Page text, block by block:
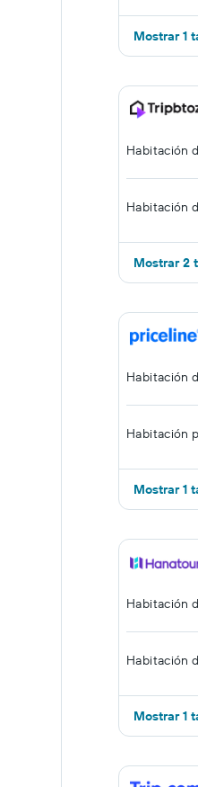
Mostrar 1
Habitación
Habitación
Mostrar 2
Habitación
Habitación
Mostrar 1
Habitación
Habitación
Mostrar 1